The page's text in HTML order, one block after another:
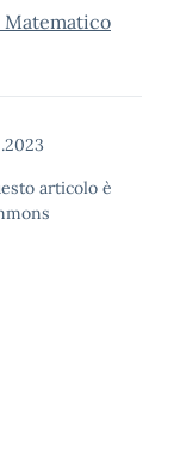
Matematico
articolo è